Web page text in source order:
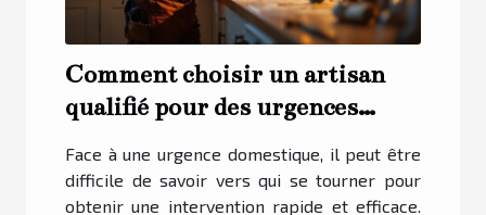
Comment choisir un artisan
qualifié pour des urgences
Face à une urgence domestique, il peut être
difficile de savoir vers qui se tourner pour
obtenir une intervention rapide et efficace.